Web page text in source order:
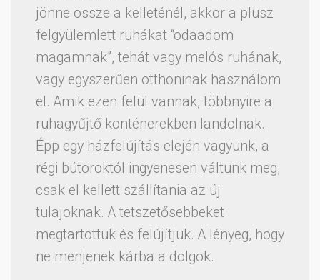
jönne össze a kelleténél, akkor a plusz
felgyülemlett ruhákat “odaadom
magamnak”, tehát vagy melós ruhának,
vagy egyszerűen otthoninak használom
el. Amik ezen felül vannak, többnyire a
ruhagyűjtő konténerekben landolnak.
Épp egy házfelújítás elején vagyunk, a
régi bútoroktól ingyenesen váltunk meg,
csak el kellett szállítania az új
tulajoknak. A tetszetősebbeket
megtartottuk és felújítjuk. A lényeg, hogy
ne menjenek kárba a dolgok.